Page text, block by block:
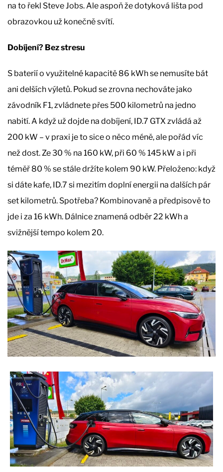
na to řekl Steve Jobs. Ale aspoň že dotyková lišta pod
obrazovkou už konečně svítí.
Dobíjení? Bez stresu
S baterií o využitelné kapacitě 86 kWh se nemusíte bát
ani delších výletů. Pokud se zrovna nechováte jako
závodník F1, zvládnete přes 500 kilometrů na jedno
nabití. A když už dojde na dobíjení, ID.7 GTX zvládá až
200 kW – v praxi je to sice o něco méně, ale pořád víc
než dost. Ze 30 % na 160 kW, při 60 % 145 kW a i při
téměř 80 % se stále držíte kolem 90 kW. Přeloženo: když
si dáte kafe, ID.7 si mezitím doplní energii na dalších pár
set kilometrů. Spotřeba? Kombinovaně a předpisově to
jde i za 16 kWh. Dálnice znamená odběr 22 kWh a
svižnější tempo kolem 20.